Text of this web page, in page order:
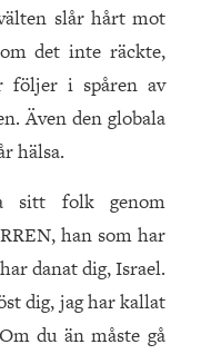
slår hårt mot
det inte räckte,
följer i spåren av
Även den globala
hälsa.
sitt folk genom
han som har
danat dig, Israel.
dig, jag har kallat
du än måste gå